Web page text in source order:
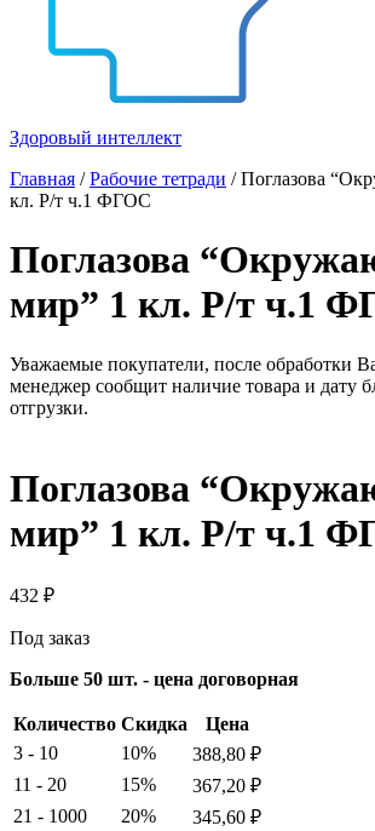
Здоровый интеллект
Главная /Рабочие тетради / Поглазова
кл. Р/т ч.1 ФГОС
Поглазова
мир” 1 кл. Р/т ч.1
Уважаемые покупатели, после обработки
менеджер сообщит наличие товара и дату
отгрузки.
Поглазова
мир” 1 кл. Р/т ч.1
432 ₽
Под заказ
Больше 50 шт. - цена договорная
Количество Скидка
Цена
3 - 10
10% 388,80 ₽
11 - 20
15% 367,20 ₽
21 - 1000
20% 345,60 ₽